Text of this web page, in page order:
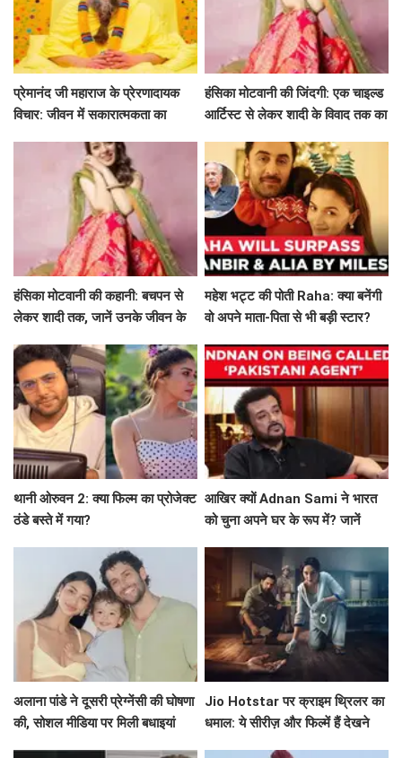
प्रेमानंद जी महाराज के प्रेरणादायक
विचार: जीवन में सकारात्मकता का
हंसिका मोटवानी की जिंदगी: एक चाइल्ड
आर्टिस्ट से लेकर शादी के विवाद तक का
हंसिका मोटवानी की कहानी: बचपन से
लेकर शादी तक, जानें उनके जीवन के
महेश भट्ट की पोती Raha: क्या बनेंगी
वो अपने माता-पिता से भी बड़ी स्टार?
थानी ओरुवन 2: क्या फिल्म का प्रोजेक्ट
ठंडे बस्ते में गया?
आखिर क्यों Adnan Sami ने भारत
को चुना अपने घर के रूप में? जानें
अलाना पांडे ने दूसरी प्रेग्नेंसी की घोषणा
की, सोशल मीडिया पर मिली बधाइयां
Jio Hotstar पर क्राइम थ्रिलर का
धमाल: ये सीरीज़ और फिल्में हैं देखने